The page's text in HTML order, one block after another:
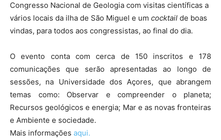
Congresso Nacional de Geologia com visitas científicas a
vários locais da ilha de São Miguel e um cocktail de boas
vindas, para todos aos congressistas, ao final do dia.
O evento conta com cerca de 150 inscritos e 178
comunicações que serão apresentadas ao longo de
sessões, na Universidade dos Açores, que abrangem
temas como: Observar e compreender o planeta;
Recursos geológicos e energia; Mar e as novas fronteiras
e Ambiente e sociedade.
Mais informações aqui.